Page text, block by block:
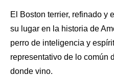
El Boston terrier, refinado y
su lugar en la historia de
perro de inteligencia y
representativo de lo común
donde vino.